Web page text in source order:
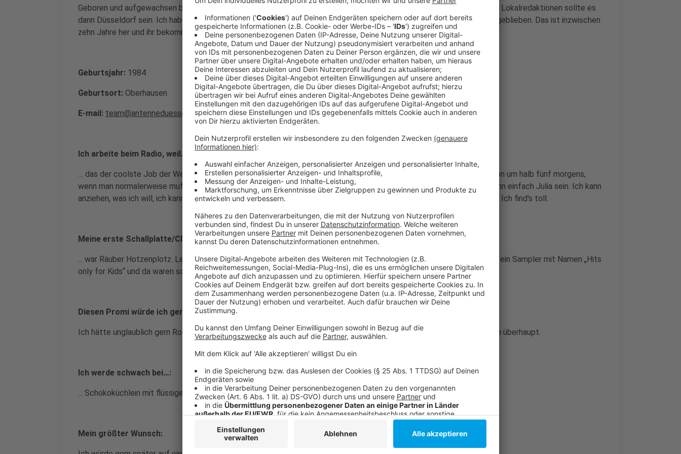
Geboren und aufgewachsen bin ich im Ruhrgebiet. Studiert habe ich dort auch. Nach einigen Praktika bei verschiedenen Lokalredaktionen sollte es
dann Düsseldorf sein. Ich habe bei Antenne Düsseldorf mein Volo gemacht, habe mir eine WG gesucht und bin einfach geblieben. Das ist inzwischen
zehn Jahre her und ihr bekommt mich hier nicht mehr weg.
Geburtsjahr: 1984
Geburtsort: Oberhausen
E-mail: team@antenneduesseldorf.de
Ich arbeite beim Radio, weil…:
… das der coolste Job der Welt ist. Tatsächlich. Bei Antenne wird so viel gelacht während der Arbeit und das auch schon um halb fünf morgens,
wenn man normalerweise muffelig und müde ist. Außerdem ist jeder Tag anders. Man weiß nie, was passiert. Und ich kann einfach Julia sein. Ich kann
anziehen, was ich will, ich kann erzählen, was mich ärgert oder freut und über Themen berichten, die mich beschäftigen. Ich find's toll.
Meine erste Schallplatte/CD war…:
... war Räuber Hotzenplotz. Leider war meine erste CD auch nicht viel cooler. Ich wünschte es wäre anders, aber es war ein Sampler mit Namen „Hits
only for Kids“ und da waren so Knaller wie die Prinzen oder David Hasselhoff drauf.
Diesen Promi würde ich gerne mal interviewen:
Ich hätte unglaublich gern Roger Willemsen interviewt. Ich finde, er war einer der klügsten und feinsinnigsten Menschen überhaupt.
Ich werde schwach bei…:
... Schokoküchlein mit flüssigem Kern und Begrüßungs- oder Abschiedsszenen am Flughafen.
Mein größter Wunsch: